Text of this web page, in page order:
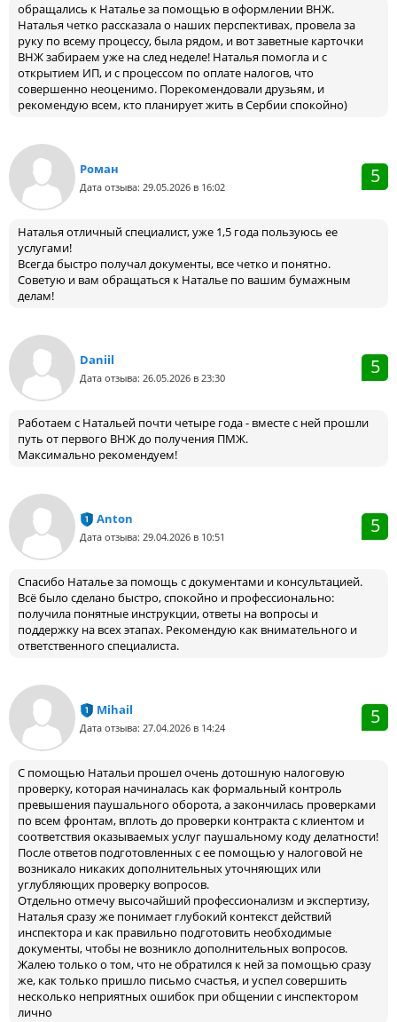
обращались к Наталье за помощью в оформлении ВНЖ.
Наталья четко рассказала о наших перспективах, провела за
руку по всему процессу, была рядом, и вот заветные карточки
ВНЖ забираем уже на след неделе! Наталья помогла и с
открытием ИП, и с процессом по оплате налогов, что
совершенно неоценимо. Порекомендовали друзьям, и
рекомендую всем, кто планирует жить в Сербии спокойно)
Роман
Дата отзыва: 29.05.2026 в 16:02 5
Наталья отличный специалист, уже 1,5 года пользуюсь ее
услугами!
Всегда быстро получал документы, все четко и понятно.
Советую и вам обращаться к Наталье по вашим бумажным
делам!
Daniil
Дата отзыва: 26.05.2026 в 23:30 5
Работаем с Натальей почти четыре года - вместе с ней прошли
путь от первого ВНЖ до получения ПМЖ.
Максимально рекомендуем!
Anton
Дата отзыва: 29.04.2026 в 10:51 5
Спасибо Наталье за помощь с документами и консультацией.
Всё было сделано быстро, спокойно и профессионально:
получила понятные инструкции, ответы на вопросы и
поддержку на всех этапах. Рекомендую как внимательного и
ответственного специалиста.
Mihail
Дата отзыва: 27.04.2026 в 14:24 5
С помощью Натальи прошел очень дотошную налоговую
проверку, которая начиналась как формальный контроль
превышения паушального оборота, а закончилась проверками
по всем фронтам, вплоть до проверки контракта с клиентом и
соответствия оказываемых услуг паушальному коду делатности!
После ответов подготовленных с ее помощью у налоговой не
возникало никаких дополнительных уточняющих или
углубляющих проверку вопросов.
Отдельно отмечу высочайший профессионализм и экспертизу,
Наталья сразу же понимает глубокий контекст действий
инспектора и как правильно подготовить необходимые
документы, чтобы не возникло дополнительных вопросов.
Жалею только о том, что не обратился к ней за помощью сразу
же, как только пришло письмо счастья, и успел совершить
несколько неприятных ошибок при общении с инспектором
лично